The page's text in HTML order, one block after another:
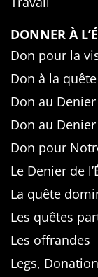
DONNER À
Don pour la
Don à la quête
Don au
Don au
Don pour
Le Denier de
La quête
Les quêtes
Les offrandes
Legs,